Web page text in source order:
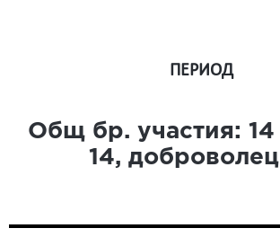
ПЕРИОД
Общ бр. участия: 14
14, доброволец